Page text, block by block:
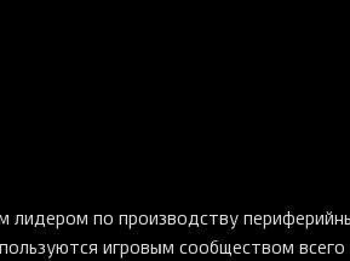
лидером по производству
игровым сообществом